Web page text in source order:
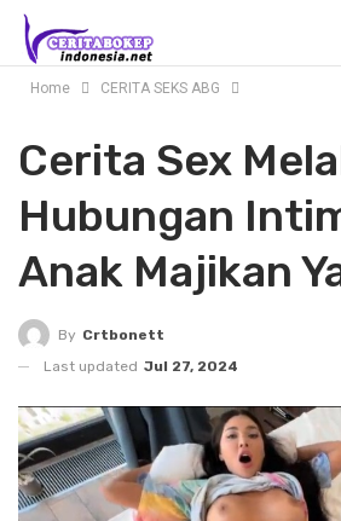
Home CERITA SEKS ABG
Cerita Sex
Hubungan
Anak Majikan
By Crtbonett
Last updated Jul 27, 2024